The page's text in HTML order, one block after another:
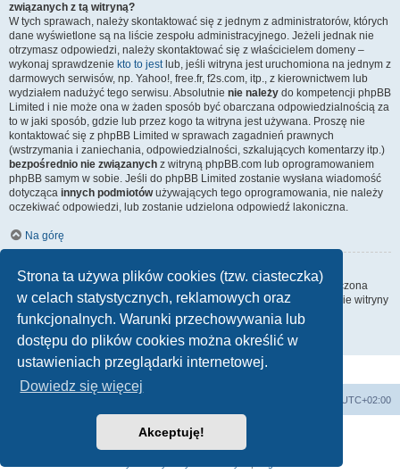
Strona ta używa plików cookies (tzw. ciasteczka)
w celach statystycznych, reklamowych oraz
funkcjonalnych. Warunki przechowywania lub
dostępu do plików cookies można określić w
ustawieniach przeglądarki internetowej.
Dowiedz się więcej
Akceptuję!
związanych z tą witryną?
W tych sprawach, należy skontaktować się z jednym z administratorów, których
dane wyświetlone są na liście zespołu administracyjnego. Jeżeli jednak nie
otrzymasz odpowiedzi, należy skontaktować się z właścicielem domeny –
wykonaj sprawdzenie kto to jestlub, jeśli witryna jest uruchomiona na jednym z
darmowych serwisów, np. Yahoo!, free.fr, f2s.com, itp., z kierownictwem lub
wydziałem nadużyć tego serwisu. Absolutnie nie należy do kompetencji phpBB
Limited i nie może ona w żaden sposób być obarczana odpowiedzialnością za
to w jaki sposób, gdzie lub przez kogo ta witryna jest używana. Proszę nie
kontaktować się z phpBB Limited w sprawach zagadnień prawnych
(wstrzymania i zaniechania, odpowiedzialności, szkalujących komentarzy itp.)
bezpośrednio nie związanych z witryną phpBB.com lub oprogramowaniem
phpBB samym w sobie. Jeśli do phpBB Limited zostanie wysłana wiadomość
dotycząca innych podmiotówużywających tego oprogramowania, nie należy
oczekiwać odpowiedzi, lub zostanie udzielona odpowiedź lakoniczna.
Na górę
Jak nawiązać kontakt z administratorem witryny?
Wszyscy użytkownicy witryny mogą używać – jeśli funkcja ta jest włączona
przez administratora witryny – formularza „Kontakt z nami”. Członkowie witryny
mogą także używać odnośnika „Zespół administracyjny”.
Na górę
UTC+02:00
Technologię dostarczaphpBB® Forum Software © phpBB Limited
Polski pakiet językowy dostarcza